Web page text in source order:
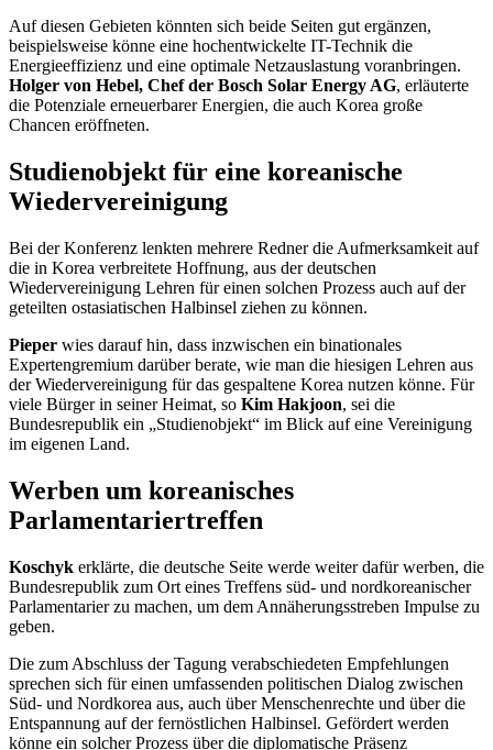
Auf diesen Gebieten könnten sich beide Seiten gut ergänzen,
beispielsweise könne eine hochentwickelte IT-Technik die
Energieeffizienz und eine optimale Netzauslastung voranbringen.
Holger von Hebel, Chef der Bosch Solar Energy AG, erläuterte
die Potenziale erneuerbarer Energien, die auch Korea große
Chancen eröffneten.
Studienobjekt für eine koreanische
Wiedervereinigung
Bei der Konferenz lenkten mehrere Redner die Aufmerksamkeit auf
die in Korea verbreitete Hoffnung, aus der deutschen
Wiedervereinigung Lehren für einen solchen Prozess auch auf der
geteilten ostasiatischen Halbinsel ziehen zu können.
Pieper wies darauf hin, dass inzwischen ein binationales
Expertengremium darüber berate, wie man die hiesigen Lehren aus
der Wiedervereinigung für das gespaltene Korea nutzen könne. Für
viele Bürger in seiner Heimat, so Kim Hakjoon, sei die
Bundesrepublik ein „Studienobjekt“ im Blick auf eine Vereinigung
im eigenen Land.
Werben um koreanisches
Parlamentariertreffen
Koschyk erklärte, die deutsche Seite werde weiter dafür werben, die
Bundesrepublik zum Ort eines Treffens süd- und nordkoreanischer
Parlamentarier zu machen, um dem Annäherungsstreben Impulse zu
geben.
Die zum Abschluss der Tagung verabschiedeten Empfehlungen
sprechen sich für einen umfassenden politischen Dialog zwischen
Süd- und Nordkorea aus, auch über Menschenrechte und über die
Entspannung auf der fernöstlichen Halbinsel. Gefördert werden
könne ein solcher Prozess über die diplomatische Präsenz